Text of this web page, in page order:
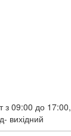
з 09:00 до 17:00,
вихідний